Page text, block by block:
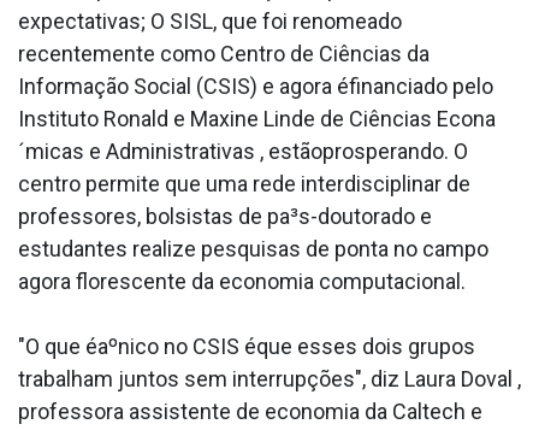
expectativas; O SISL, que foi renomeado
recentemente como Centro de Ciências da
Informação Social (CSIS) e agora éfinanciado pelo
Instituto Ronald e Maxine Linde de Ciências Econa
´micas e Administrativas , estãoprosperando. O
centro permite que uma rede interdisciplinar de
professores, bolsistas de pa³s-doutorado e
estudantes realize pesquisas de ponta no campo
agora florescente da economia computacional.
"O que éaºnico no CSIS éque esses dois grupos
trabalham juntos sem interrupções", diz Laura Doval ,
professora assistente de economia da Caltech e